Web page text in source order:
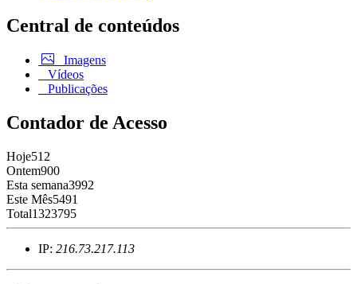
Central de conteúdos
Imagens
Vídeos
Publicações
Contador de Acesso
Hoje512
Ontem900
Esta semana3992
Este Mês5491
Total1323795
IP: 216.73.217.113